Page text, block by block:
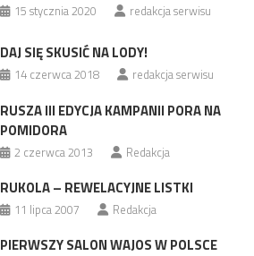
15 stycznia 2020 redakcja serwisu
DAJ SIĘ SKUSIĆ NA LODY!
14 czerwca 2018 redakcja serwisu
RUSZA III EDYCJA KAMPANII PORA NA
POMIDORA
2 czerwca 2013 Redakcja
RUKOLA – REWELACYJNE LISTKI
11 lipca 2007 Redakcja
PIERWSZY SALON WAJOS W POLSCE